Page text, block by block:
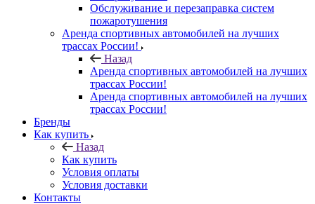
Обслуживание и перезаправка систем
пожаротушения
Аренда спортивных автомобилей на лучших
трассах России!
Назад
Аренда спортивных автомобилей на лучших
трассах России!
Аренда спортивных автомобилей на лучших
трассах России!
Бренды
Как купить
Назад
Как купить
Условия оплаты
Условия доставки
Контакты